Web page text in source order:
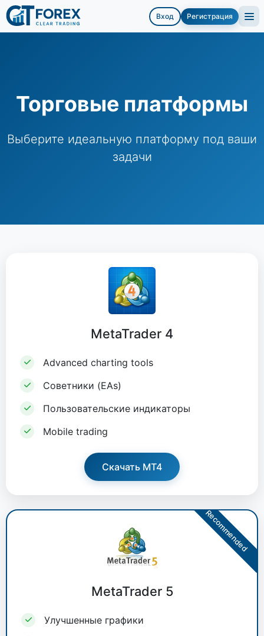
Вход Регистрация
Торговые платформы
Выберите идеальную платформу под ваши
задачи
MetaTrader 4
Advanced charting tools
Советники (EAs)
Пользовательские индикаторы
Mobile trading
Скачать MT4
Recommended
MetaTrader 5
Улучшенные графики